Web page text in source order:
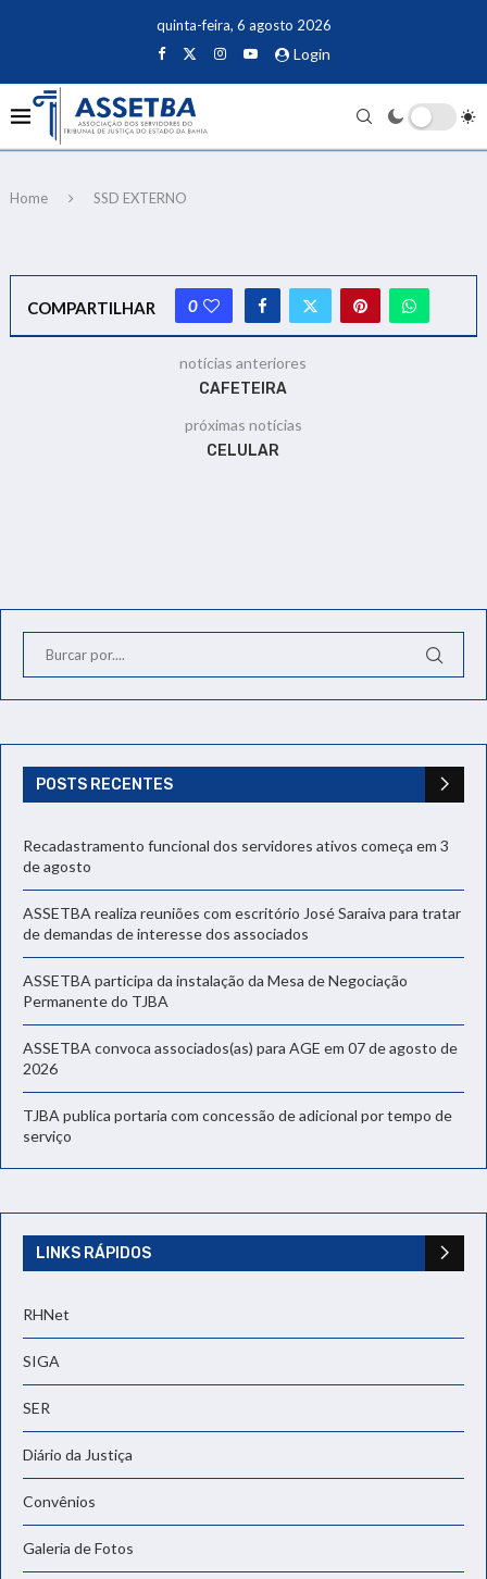
quinta-feira, 6 agosto 2026
Login
Home SSD EXTERNO
COMPARTILHAR 0
notícias anteriores
CAFETEIRA
próximas notícias
CELULAR
POSTS RECENTES
Recadastramento funcional dos servidores ativos começa em 3
de agosto
ASSETBA realiza reuniões com escritório José Saraiva para tratar
de demandas de interesse dos associados
ASSETBA participa da instalação da Mesa de Negociação
Permanente do TJBA
ASSETBA convoca associados(as) para AGE em 07 de agosto de
2026
TJBA publica portaria com concessão de adicional por tempo de
serviço
LINKS RÁPIDOS
RHNet
SIGA
SER
Diário da Justiça
Convênios
Galeria de Fotos